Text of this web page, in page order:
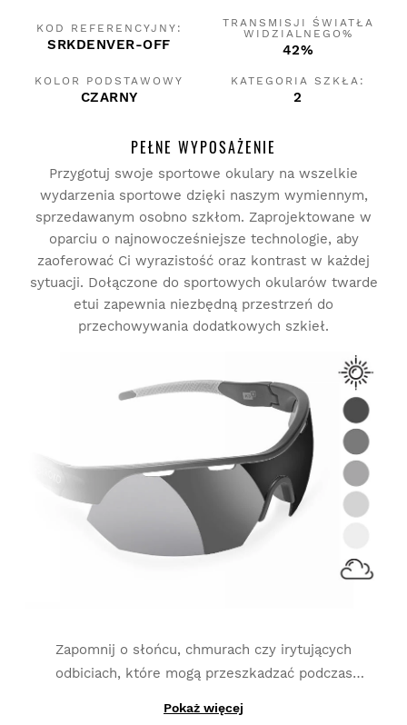
KOD REFERENCYJNY:
SRKDENVER-OFF
TRANSMISJI ŚWIATŁA
WIDZIALNEGO%
42%
KOLOR PODSTAWOWY
CZARNY
KATEGORIA SZKŁA:
2
PEŁNE WYPOSAŻENIE
Przygotuj swoje sportowe okulary na wszelkie
wydarzenia sportowe dzięki naszym wymiennym,
sprzedawanym osobno szkłom. Zaprojektowane w
oparciu o najnowocześniejsze technologie, aby
zaoferować Ci wyrazistość oraz kontrast w każdej
sytuacji. Dołączone do sportowych okularów twarde
etui zapewnia niezbędną przestrzeń do
przechowywania dodatkowych szkieł.
Zapomnij o słońcu, chmurach czy irytujących
odbiciach, które mogą przeszkadzać podczas
dostosowują się do ciągłych zmian w
Dzięki produkcji z materiałów fotochromowych,
Pokaż więcej